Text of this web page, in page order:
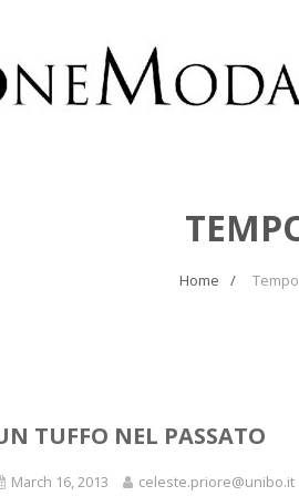
Home Tempo
TUFFO NEL PASSATO
March 16, 2013 celeste.priore@unibo.it